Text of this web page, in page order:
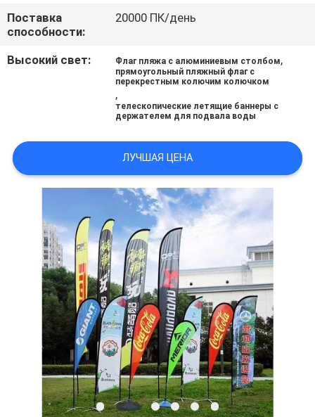
Поставка
способности:
20000 ПК/день
Высокий свет: Флаг пляжа с алюминиевым столбом,
прямоугольный пляжный флаг с
перекрестным колючим колючком
,
телескопические летящие баннеры с
держателем для подвала воды
ЛУЧШАЯ ЦЕНА